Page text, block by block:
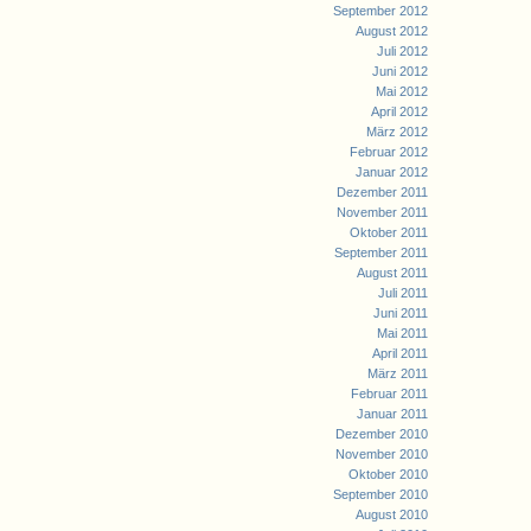
September 2012
August 2012
Juli 2012
Juni 2012
Mai 2012
April 2012
März 2012
Februar 2012
Januar 2012
Dezember 2011
November 2011
Oktober 2011
September 2011
August 2011
Juli 2011
Juni 2011
Mai 2011
April 2011
März 2011
Februar 2011
Januar 2011
Dezember 2010
November 2010
Oktober 2010
September 2010
August 2010